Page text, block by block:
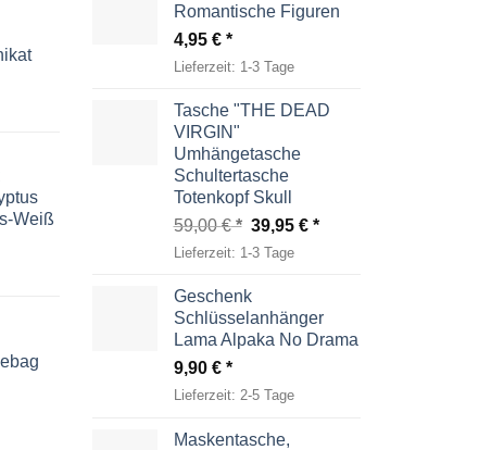
Weiß
Romantische Figuren
4,95 €
Lieferzeit: 1-3 Tage
Tasche "THE DEAD
VIRGIN"
Umhängetasche
Schultertasche
Totenkopf Skull
59,00€
Ursprünglicher
Preis
59,00 €
39,95€ Aktueller
Lieferzeit: 1-3 Tage
Geschenk
Schlüsselanhänger
Lama Alpaka No Drama
9,90 €
Lieferzeit: 2-5 Tage
Maskentasche,